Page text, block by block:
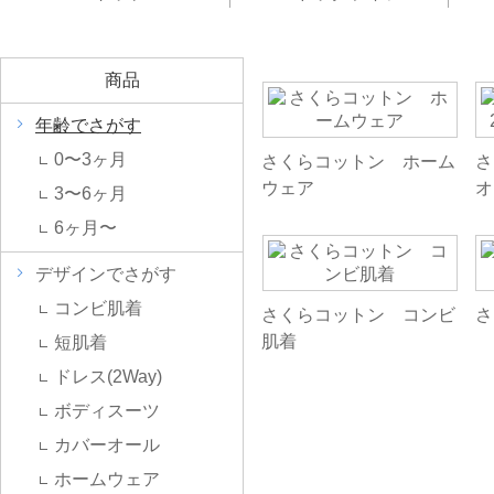
商品
年齢でさがす
0〜3ヶ月
3〜6ヶ月
6ヶ月〜
デザインでさがす
コンビ肌着
短肌着
ドレス(2Way)
ボディスーツ
カバーオール
ホームウェア
さくらコットン ホーム
ウェア
さくらコットン コンビ
肌着